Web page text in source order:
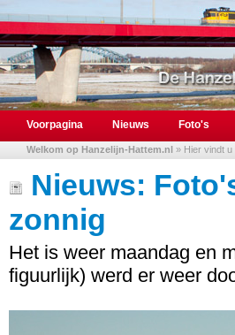
Voorpagina Nieuws Foto's
Welkom op Hanzelijn-Hattem.nl » Hier vindt u
Nieuws:
zonnig
Het is weer maandag en
figuurlijk) werd er weer